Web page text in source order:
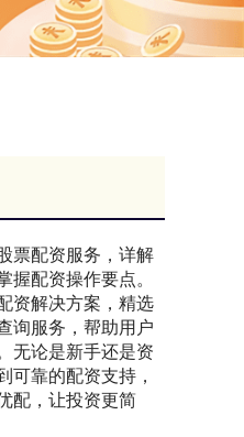
票配资服务，详解
配资操作要点。
资解决方案，精选
询服务，帮助用户
无论是新手还是资
可靠的配资支持，
配，让投资更简